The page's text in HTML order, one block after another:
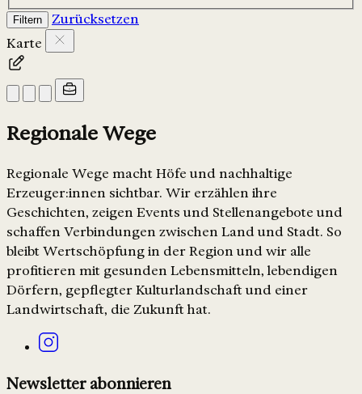
Filtern
Zurücksetzen
Karte
Regionale Wege
Regionale Wege macht Höfe und nachhaltige
Erzeuger:innen sichtbar. Wir erzählen ihre
Geschichten, zeigen Events und Stellenangebote und
schaffen Verbindungen zwischen Land und Stadt. So
bleibt Wertschöpfung in der Region und wir alle
profitieren mit gesunden Lebensmitteln, lebendigen
Dörfern, gepflegter Kulturlandschaft und einer
Landwirtschaft, die Zukunft hat.
Newsletter abonnieren